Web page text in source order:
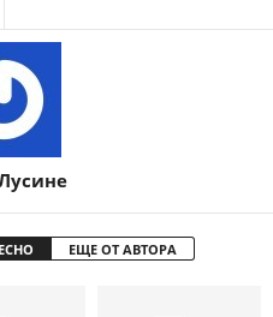
ЕЩЕ ОТ АВТОРА